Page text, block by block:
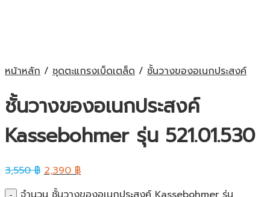
หน้าหลัก / ชุดตะแกรงเบ็ดเตล็ด / ชั้นวางของอเนกประสงค์
ชั้นวางของอเนกประสงค์
Kassebohmer รุ่น 521.01.530
3,550฿ 2,390฿